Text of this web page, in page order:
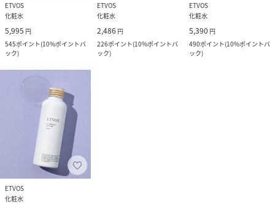
ETVOS
化粧水
5,995 円
545ポイント(10%ポイントバ
ック)
ETVOS
化粧水
2,486 円
226ポイント(10%ポイントバ
ック)
ETVOS
化粧水
5,390 円
490ポイント(10%ポイントバ
ック)
ETVOS
化粧水